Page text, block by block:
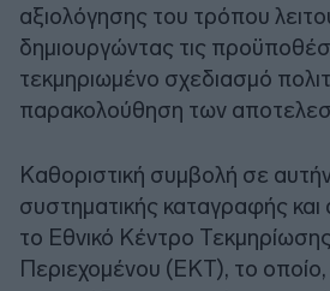
αξιολόγησης του τρόπου
δημιουργώντας τις
τεκμηριωμένο σχεδιασμό
παρακολούθηση των
Καθοριστική συμβολή σε
συστηματικής καταγραφής και
το Εθνικό Κέντρο
Περιεχομένου (ΕΚΤ), το